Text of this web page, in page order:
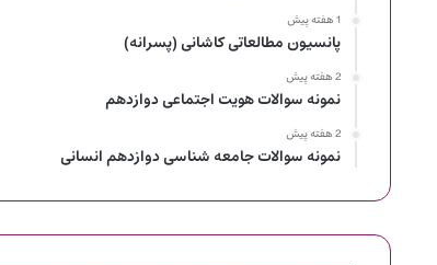
1 هفته پیش
پانسیون مطالعاتی کاشانی (پسرانه)
2 هفته پیش
نمونه سوالات هویت اجتماعی دوازدهم
2 هفته پیش
نمونه سوالات جامعه شناسی دوازدهم انسانی